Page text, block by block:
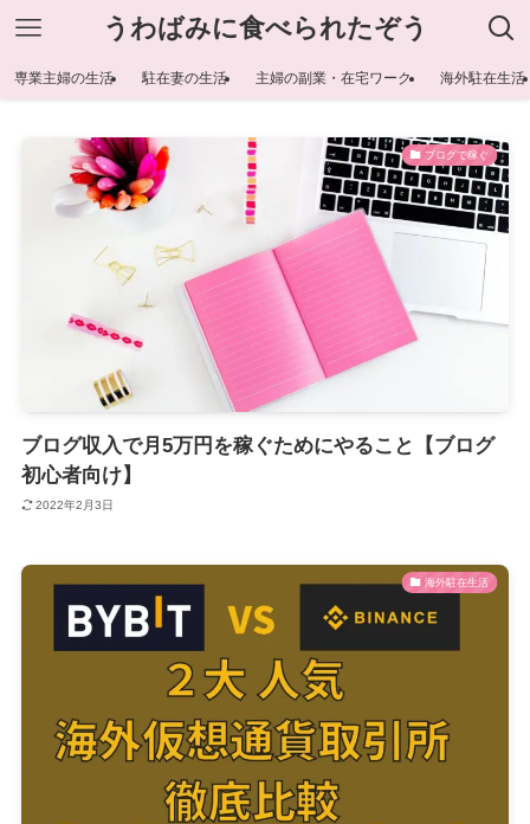
うわばみに食べられたぞう
専業主婦の生活 駐在妻の生活 主婦の副業・在宅ワーク 海外駐在生活
ブログで稼ぐ
ブログ収入で月5万円を稼ぐためにやること【ブログ
初心者向け】
2022年2月3日
海外駐在生活